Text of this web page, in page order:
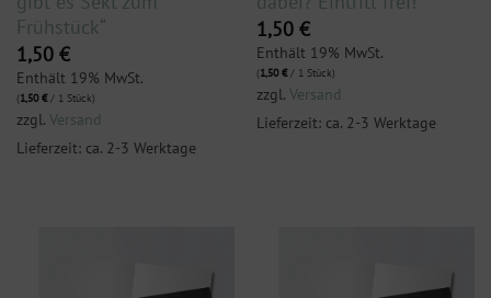
Frühstück“
1,50 €
Enthält 19% MwSt.
(1,50€/ 1 Stück)
zzgl. Versand
Lieferzeit: ca. 2-3 Werktage
1,50 €
Enthält 19% MwSt.
(1,50€/ 1 Stück)
zzgl. Versand
Lieferzeit: ca. 2-3 Werktage